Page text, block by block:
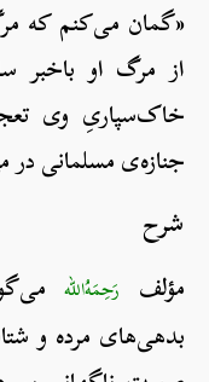
«گمان می‌کنم که
از مرگ او باخبر
خاک‌سپاریِ وی
جنازه‌ی مسلمانی در
شرح
مؤلف
رَحِمَهُ‌الله
بدهی‌های مرده و